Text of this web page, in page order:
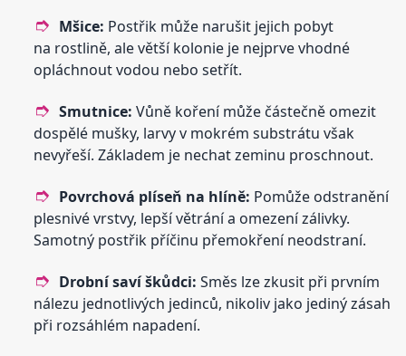
Mšice: Postřik může narušit jejich pobyt
na rostlině, ale větší kolonie je nejprve vhodné
opláchnout vodou nebo setřít.
Smutnice: Vůně koření může částečně omezit
dospělé mušky, larvy v mokrém substrátu však
nevyřeší. Základem je nechat zeminu proschnout.
Povrchová plíseň na hlíně: Pomůže odstranění
plesnivé vrstvy, lepší větrání a omezení zálivky.
Samotný postřik příčinu přemokření neodstraní.
Drobní saví škůdci: Směs lze zkusit při prvním
nálezu jednotlivých jedinců, nikoliv jako jediný zásah
při rozsáhlém napadení.